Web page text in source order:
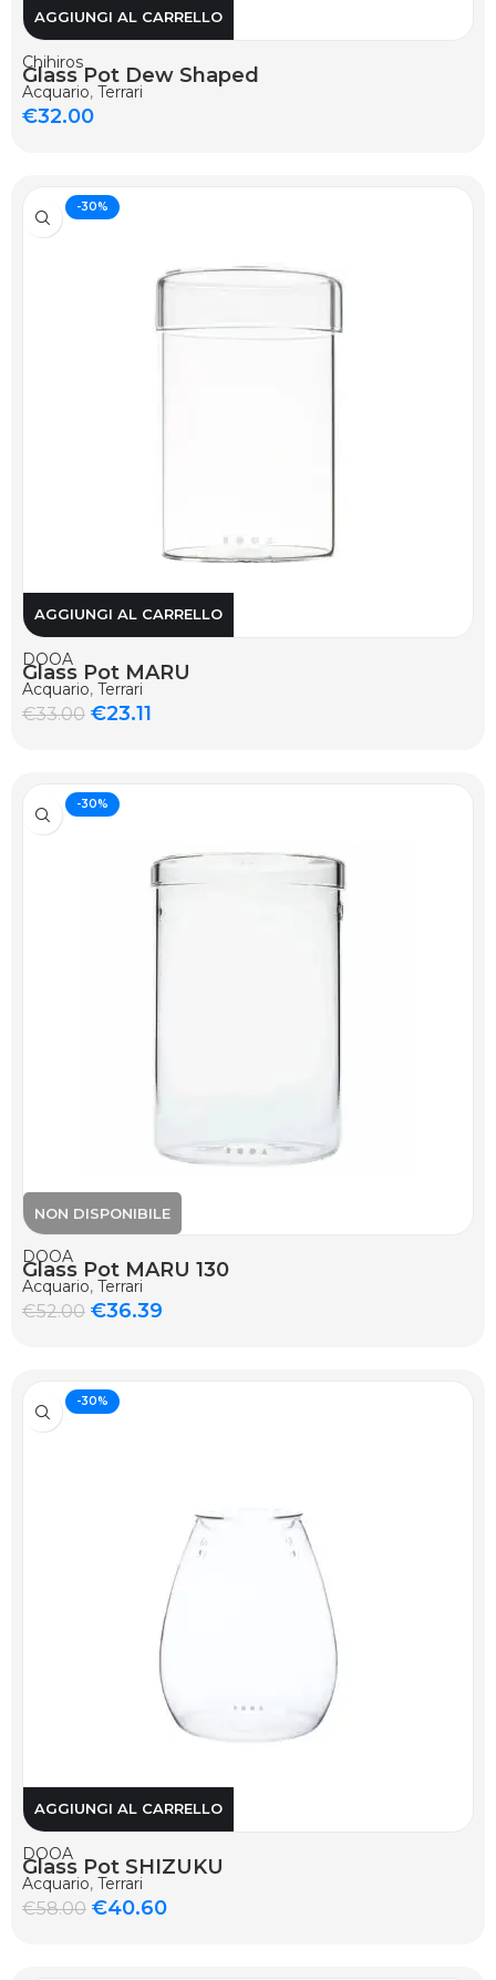
AGGIUNGI AL CARRELLO
Chihiros
Glass Pot Dew Shaped
Acquario, Terrari
€32.00
-30%
AGGIUNGI AL CARRELLO
DOOA
Glass Pot MARU
Acquario, Terrari
€33.00 €23.11
-30%
DOOA
Glass Pot MARU 130
Acquario, Terrari
€52.00 €36.39
-30%
AGGIUNGI AL CARRELLO
DOOA
Glass Pot SHIZUKU
Acquario, Terrari
€58.00 €40.60